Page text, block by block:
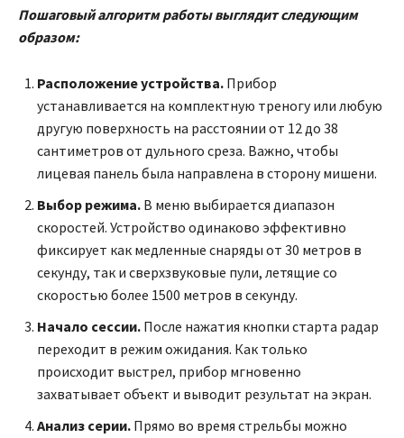
Пошаговый алгоритм работы выглядит следующим
образом:
Расположение устройства. Прибор
устанавливается на комплектную треногу или любую
другую поверхность на расстоянии от 12 до 38
сантиметров от дульного среза. Важно, чтобы
лицевая панель была направлена в сторону мишени.
Выбор режима. В меню выбирается диапазон
скоростей. Устройство одинаково эффективно
фиксирует как медленные снаряды от 30 метров в
секунду, так и сверхзвуковые пули, летящие со
скоростью более 1500 метров в секунду.
Начало сессии. После нажатия кнопки старта радар
переходит в режим ожидания. Как только
происходит выстрел, прибор мгновенно
захватывает объект и выводит результат на экран.
Анализ серии. Прямо во время стрельбы можно